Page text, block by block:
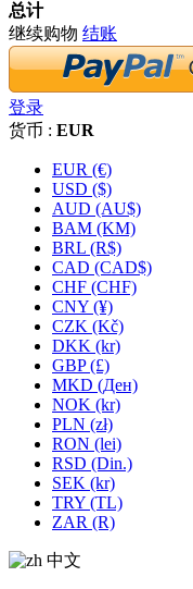
总计
继续购物 结账
登录
货币 : EUR
EUR (€)
USD ($)
AUD (AU$)
BAM (KM)
BRL (R$)
CAD (CAD$)
CHF (CHF)
CNY (¥)
CZK (Kč)
DKK (kr)
GBP (£)
MKD (Ден)
NOK (kr)
PLN (zł)
RON (lei)
RSD (Din.)
SEK (kr)
TRY (TL)
ZAR (R)
中文